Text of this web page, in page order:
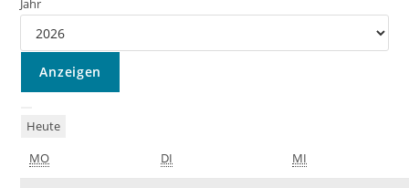
Jahr
Heute
MOMONTAG DIDIENSTAG MIMITTWOCH